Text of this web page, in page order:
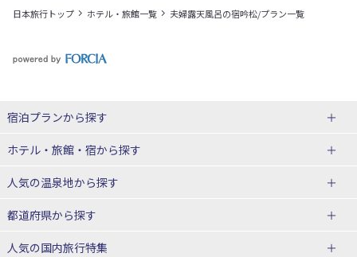
日本旅行トップ ホテル・旅館一覧 夫婦露天風呂の宿吟松/プラン一覧
宿泊プランから探す
北海道
東北
青森県
宮城県
ホテル・旅館・宿から探す
北海道ホテル・旅館
青森県ホテル・旅館
人気の温泉地から探す
北海道
湯の川温泉(北海道)
都道府県から探す
人気の国内旅行特集